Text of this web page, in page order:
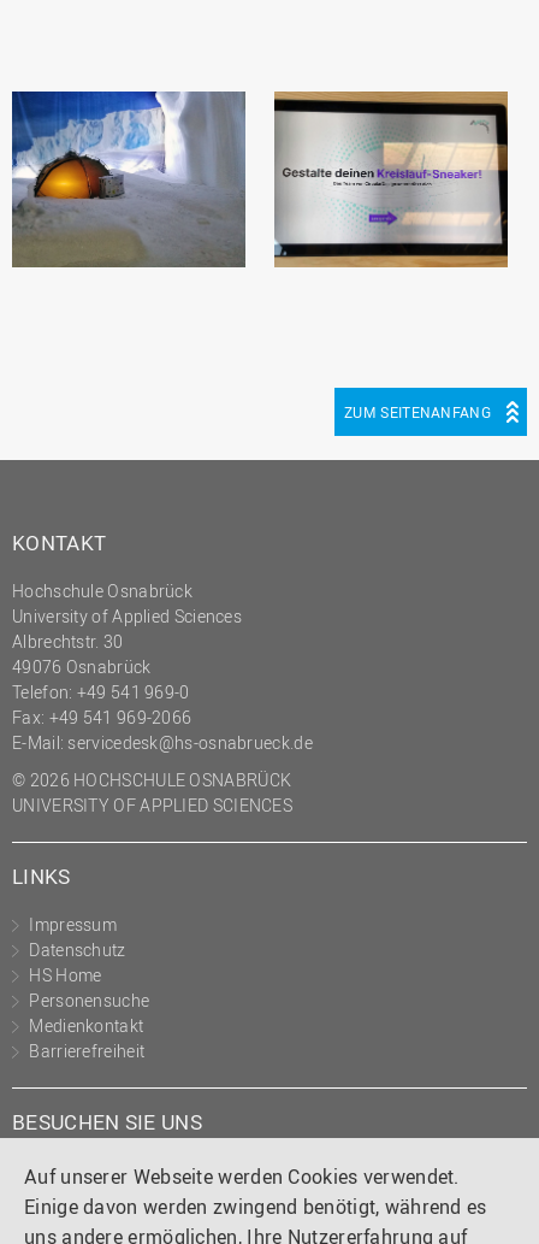
Auf unserer Webseite werden Cookies verwendet.
Einige davon werden zwingend benötigt, während es
uns andere ermöglichen, Ihre Nutzererfahrung auf
ZUM SEITENANFANG
KONTAKT
Hochschule Osnabrück
University of Applied Sciences
Albrechtstr. 30
49076 Osnabrück
Telefon: +49 541 969-0
Fax: +49 541 969-2066
E-Mail: servicedesk@hs-osnabrueck.de
© 2026 HOCHSCHULE OSNABRÜCK
UNIVERSITY OF APPLIED SCIENCES
LINKS
Impressum
Datenschutz
HS Home
Personensuche
Medienkontakt
Barrierefreiheit
BESUCHEN SIE UNS
Instagram
TiktokLinkedIn
YouTube
Facebook